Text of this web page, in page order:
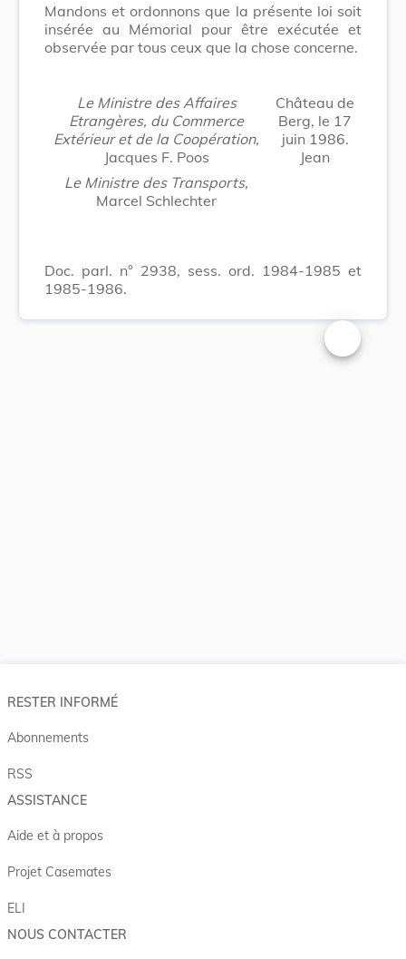
Mandons et ordonnons que la présente loi soit
insérée au Mémorial pour être exécutée et
observée par tous ceux que la chose concerne.
Le Ministre des Affaires
Etrangères, du Commerce
Extérieur et de la Coopération,
Jacques F. Poos
Le Ministre des Transports,
Marcel Schlechter
Château de
Berg, le 17
juin 1986.
Jean
Doc. parl. n° 2938, sess. ord. 1984-1985 et
1985-1986.
Changer la
RESTER INFORMÉ
Abonnements
RSS
ASSISTANCE
Aide et à propos
Projet Casemates
ELI
NOUS CONTACTER